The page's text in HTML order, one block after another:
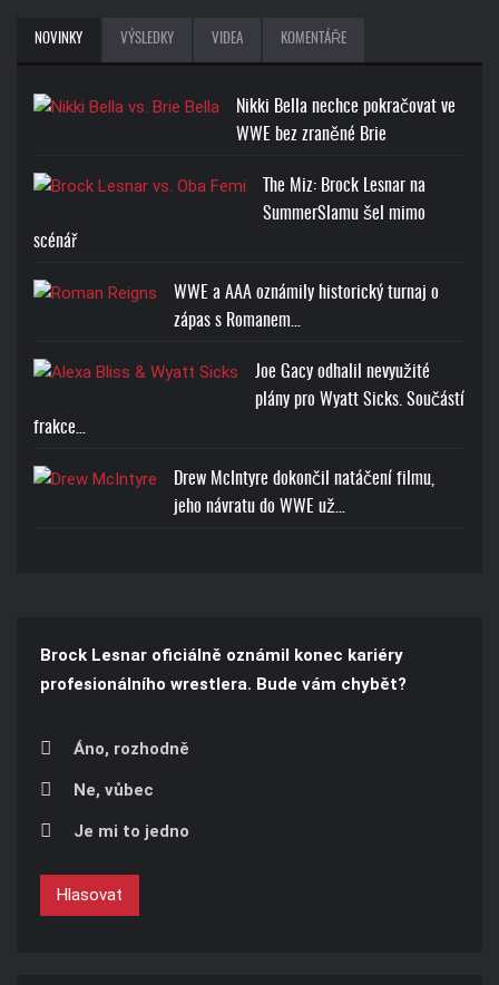
BROCK LESNAR BEAST T-
ONLY T-SHIRT
Cena: 1773-Kč
NOVINKY VÝSLEDKY VIDEA KOMENTÁŘE
Nikki Bella nechce pokračovat ve
WWE bez zraněné Brie
The Miz: Brock Lesnar na
SummerSlamu šel mimo
scénář
WWE a AAA oznámily historický turnaj o
zápas s Romanem…
Joe Gacy odhalil nevyužité
plány pro Wyatt Sicks. Součástí
frakce…
Drew McIntyre dokončil natáčení filmu,
jeho návratu do WWE už…
Brock Lesnar oficiálně oznámil konec kariéry
profesionálního wrestlera. Bude vám chybět?
Áno, rozhodně
Ne, vůbec
Je mi to jedno
Hlasovat